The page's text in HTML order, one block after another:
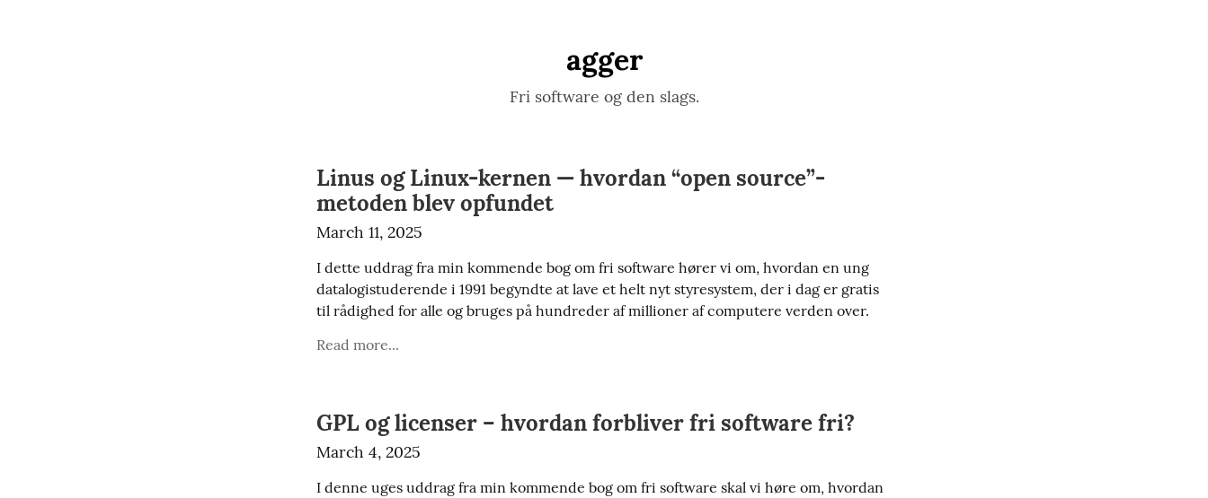
agger
Fri software og den slags.
Linus og Linux-kernen — hvordan “open source”-
metoden blev opfundet
March 11, 2025
I dette uddrag fra min kommende bog om fri software hører vi om, hvordan en ung
datalogistuderende i 1991 begyndte at lave et helt nyt styresystem, der i dag er gratis
til rådighed for alle og bruges på hundreder af millioner af computere verden over.
Read more...
GPL og licenser – hvordan forbliver fri software fri?
March 4, 2025
I denne uges uddrag fra min kommende bog om fri software skal vi høre om, hvordan